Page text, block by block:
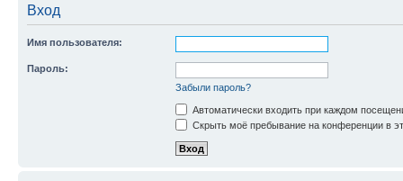
Вход
Имя пользователя:
Пароль:
Забыли пароль?
Автоматически входить при каждом
Скрыть моё пребывание на конференции в